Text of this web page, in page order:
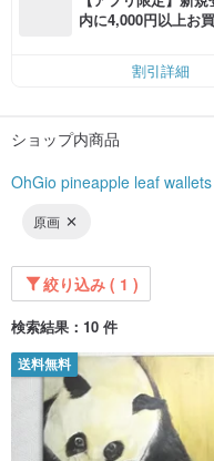
on the island.
product simultaneously invests
community, and future
very excited about how this
内に4,000円以上お
割引詳細
ショップ内商品
OhGio pineapple leaf wallets
原画
絞り込み ( 1 )
検索結果：10 件
送料無料